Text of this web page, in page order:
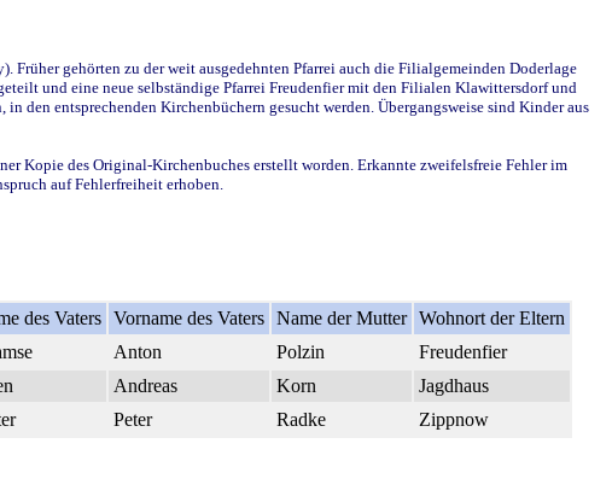
gehörten zu der weit ausgedehnten Pfarrei auch die Filialgemeinden Doderlage
und eine neue selbständige Pfarrei Freudenfier mit den Filialen Klawittersdorf und
den entsprechenden Kirchenbüchern gesucht werden. Übergangsweise sind Kinder aus
Kopie des Original-Kirchenbuches erstellt worden. Erkannte zweifelsfreie Fehler im
auf Fehlerfreiheit erhoben.
des Vaters Vorname des Vaters Name der Mutter Wohnort der Eltern
Anton Polzin
Freudenfier
Andreas Korn
Jagdhaus
Peter Radke Zippnow